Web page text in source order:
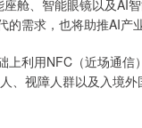
舱、智能眼镜以及AI
的需求，也将助推AI产
上利用NFC（近场通
、视障人群以及入境